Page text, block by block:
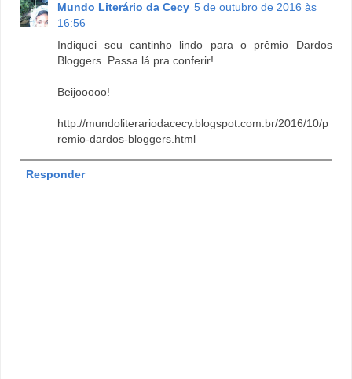
Mundo Literário da Cecy 5 de outubro de 2016 às
16:56
Indiquei seu cantinho lindo para o prêmio Dardos
Bloggers. Passa lá pra conferir!
Beijooooo!
http://mundoliterariodacecy.blogspot.com.br/2016/10/p
remio-dardos-bloggers.html
Responder